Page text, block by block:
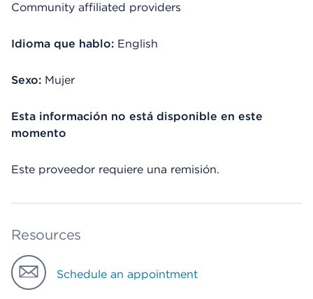
Community affiliated providers
Idioma que hablo: English
Sexo: Mujer
Esta información no está disponible en este
momento
Este proveedor requiere una remisión.
Resources
Schedule an appointment